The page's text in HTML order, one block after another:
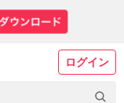
ログイン